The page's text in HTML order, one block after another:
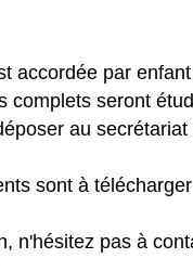
accordée par
complets seront
au
sont à
n'hésitez pas à